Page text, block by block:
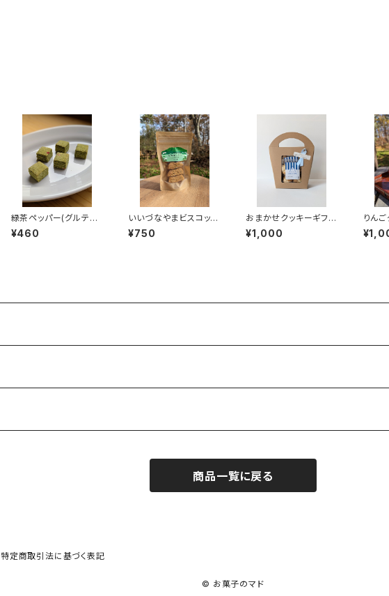
緑茶ペッパー(グルテン
フリー）
¥460
いいづなやまビスコッテ
ィ(グルテンフリー)7個
入り
¥750
おまかせクッキーギフト
S
¥1,000
りん
ンフ
商品一覧に戻る
特定商取引法に基づく表記
© お菓子のマド